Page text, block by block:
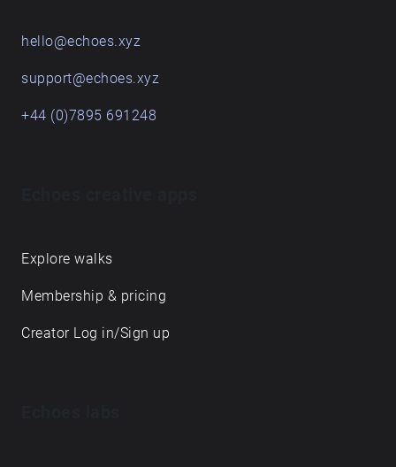
hello@echoes.xyz
support@echoes.xyz
+44 (0)7895 691248
Explore walks
Membership & pricing
Creator Log in/Sign up